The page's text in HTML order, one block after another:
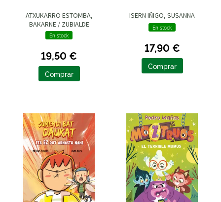
ATXUKARRO ESTOMBA,
BAKARNE / ZUBIALDE
GRAJIRENA, IZASKUN
En stock
19,50 €
Comprar
ISERN IÑIGO, SUSANNA
En stock
17,90 €
Comprar